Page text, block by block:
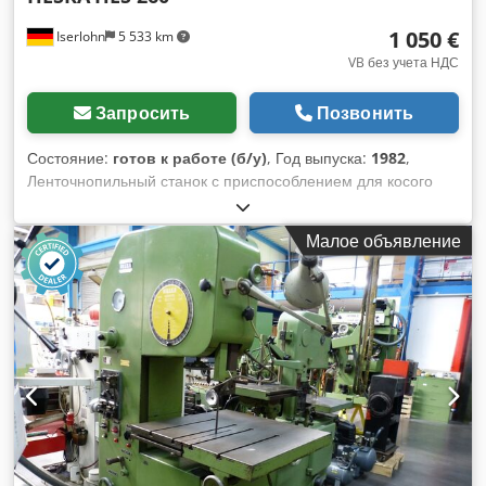
Iserlohn 5 533 km 1 050 €
VB без учета НДС
Запросить Позвонить
Состояние: готов к работе (б/у), Год выпуска: 1982,
Ленточнопильный станок с приспособлением для косого
реза Производитель: HESKA Модель: HSE 260 Год выпуска:
1982. Частично модернизированный станок с опорной
стойкой, документацией и системой охлаждения.
Dodozictcspfx Ah Aokr Диапазон резки круглый макс. 260
мм.
Малое объявление